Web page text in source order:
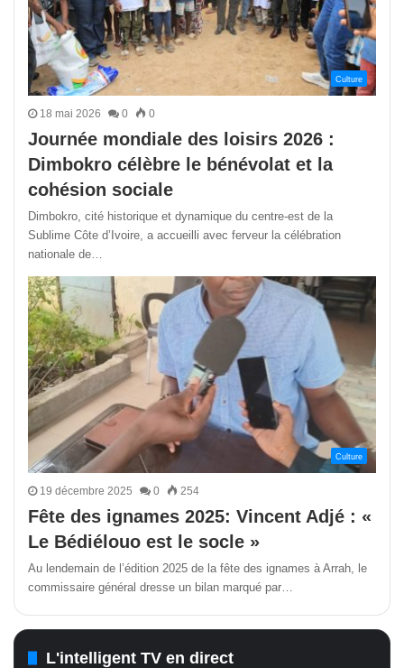
Culture
18 mai 2026 0 0
Journée mondiale des loisirs 2026 :
Dimbokro célèbre le bénévolat et la
cohésion sociale
Dimbokro, cité historique et dynamique du centre-est de la
Sublime Côte d’Ivoire, a accueilli avec ferveur la célébration
nationale de…
Culture
19 décembre 2025 0 254
Fête des ignames 2025: Vincent Adjé : «
Le Bédiélouo est le socle »
Au lendemain de l’édition 2025 de la fête des ignames à Arrah, le
commissaire général dresse un bilan marqué par…
L'intelligent TV en direct